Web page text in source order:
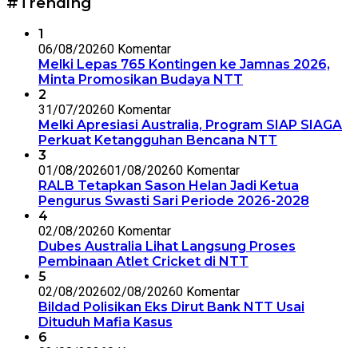
1
06/08/20260 Komentar
Melki Lepas 765 Kontingen ke Jamnas 2026,
Minta Promosikan Budaya NTT
2
31/07/20260 Komentar
Melki Apresiasi Australia, Program SIAP SIAGA
Perkuat Ketangguhan Bencana NTT
3
01/08/202601/08/20260 Komentar
RALB Tetapkan Sason Helan Jadi Ketua
Pengurus Swasti Sari Periode 2026-2028
4
02/08/20260 Komentar
Dubes Australia Lihat Langsung Proses
Pembinaan Atlet Cricket di NTT
5
02/08/202602/08/20260 Komentar
Bildad Polisikan Eks Dirut Bank NTT Usai
Dituduh Mafia Kasus
6